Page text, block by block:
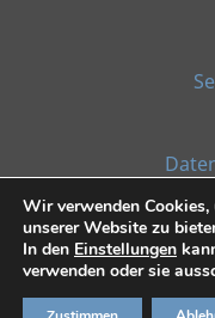
*Alle Preise
Wir verwenden
unserer Website zu
In den Einstellungen
verwenden oder sie